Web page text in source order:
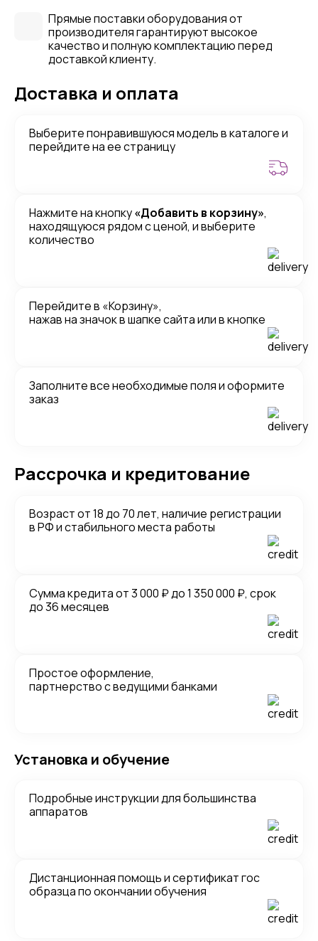
Прямые поставки оборудования от
производителя гарантируют высокое
качество и полную комплектацию перед
доставкой клиенту.
Доставка и оплата
Выберите понравившуюся модель в каталоге и
перейдите на ее страницу
Нажмите на кнопку«Добавить в корзину»,
находящуюся рядом с ценой, и выберите
количество
Перейдите в «Корзину»,
нажав на значок в шапке сайта или в кнопке
Заполните все необходимые поля и оформите
заказ
Рассрочка и кредитование
Возраст от 18 до 70 лет, наличие регистрации
в РФ и стабильного места работы
Сумма кредита от 3 000 ₽ до 1 350 000 ₽, срок
до 36 месяцев
Простое оформление,
партнерство с ведущими банками
Установка и обучение
Подробные инструкции для большинства
аппаратов
Дистанционная помощь и сертификат гос
образца по окончании обучения